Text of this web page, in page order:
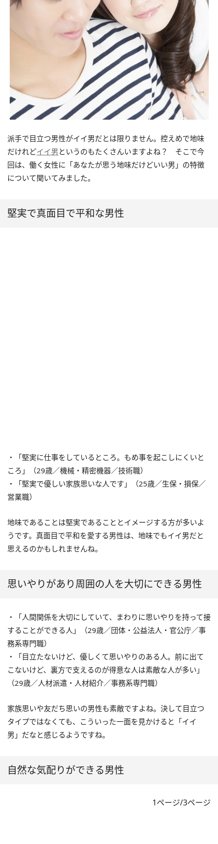
派手で目立つ男性がイイ男だとは限りません。控えめで地味
だけれどイイ男 というのもたくさんいますよね？ そこで今
回は、働く女性に「あなたが思う地味だけどいい男」の特徴
について聞いてみました。
堅実で真面目で平和な男性
・「堅実に仕事をしているところ。もめ事を起こしにくいと
ころ」（29歳／機械・精密機器／技術職）
・「堅実で優しい家族思いな人です」（25歳／生保・損保／
営業職）
地味であることは堅実であることとイメージする方が多いよ
うです。真面目で平和を愛する男性は、地味でもイイ男だと
思えるのかもしれませんね。
思いやりがあり周囲の人を大切にできる男性
・「人間関係を大切にしていて、まわりに思いやりを持って接
することができる人」（29歳／団体・公益法人・官公庁／事
務系専門職）
・「目立たないけど、優しくて思いやりのある人。前に出て
こないけど、裏方で支えるのが得意な人は素敵な人が多い」
（29歳／人材派遣・人材紹介／事務系専門職）
家族思いや友だち思いの男性も素敵ですよね。決して目立つ
タイプではなくても、こういった一面を見かけると「イイ
男」だなと感じるようですね。
自然な気配りができる男性
1ページ/3ページ